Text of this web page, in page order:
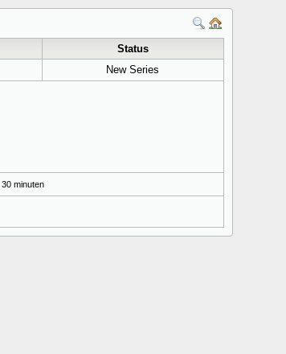
Status
New Series
30 minuten